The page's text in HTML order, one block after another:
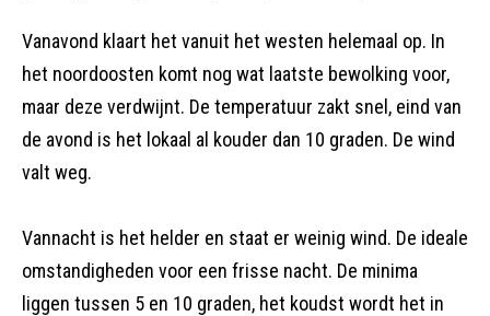
Vanavond klaart het vanuit het westen helemaal op. In
het noordoosten komt nog wat laatste bewolking voor,
maar deze verdwijnt. De temperatuur zakt snel, eind van
de avond is het lokaal al kouder dan 10 graden. De wind
valt weg.
Vannacht is het helder en staat er weinig wind. De ideale
omstandigheden voor een frisse nacht. De minima
liggen tussen 5 en 10 graden, het koudst wordt het in